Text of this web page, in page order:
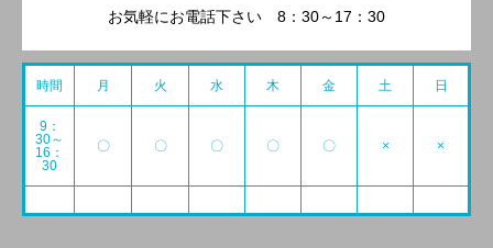
お気軽にお電話下さい 8：30～17：30
時間 月 火 水 木 金 土 日
9：
30～
16：
30
〇 〇 〇 〇 〇 × ×